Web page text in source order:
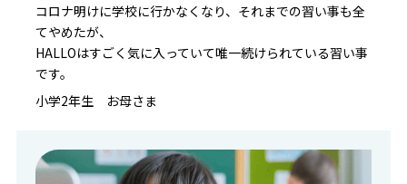
コロナ明けに学校に行かなくなり、それまでの習い事も全
てやめたが、
HALLOはすごく気に入っていて唯一続けられている習い事
です。
小学2年生 お母さま